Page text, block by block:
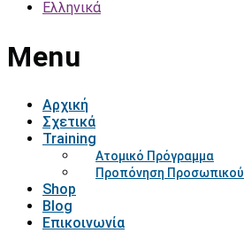
Ελληνικά
Menu
Αρχική
Σχετικά
Training
Ατομικό Πρόγραμμα
Προπόνηση Προσωπικού
Shop
Blog
Επικοινωνία